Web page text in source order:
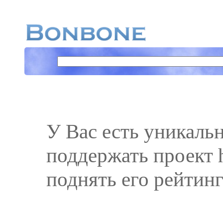
У Вас есть
поддержать
поднять его